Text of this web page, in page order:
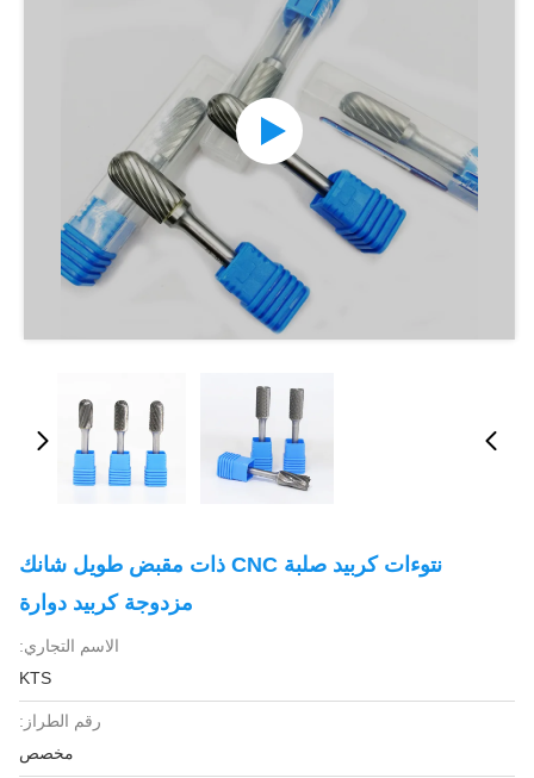
نتوءات كربيد صلبة CNC ذات مقبض طويل شانك
مزدوجة كربيد دوارة
الاسم التجاري:
KTS
رقم الطراز:
مخصص